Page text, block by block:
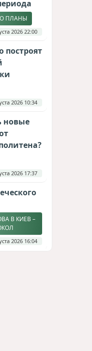
ПЛАНЫ
2026 22:00
построят
2026 10:34
новые
2026 17:37
В КИЕВ –
2026 16:04